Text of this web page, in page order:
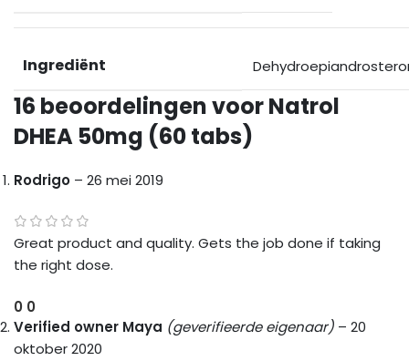
Ingrediënt
16 beoordelingen voorNatrol
DHEA 50mg (60 tabs)
Rodrigo – 26 mei 2019
Great product and quality. Gets the job done if taking
the right dose.
0 0
Verified owner Maya (geverifieerde eigenaar) – 20
oktober 2020